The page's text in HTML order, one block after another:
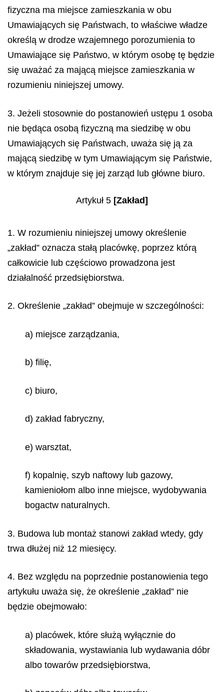
fizyczna ma miejsce zamieszkania w obu
Umawiających się Państwach, to właściwe władze
określą w drodze wzajemnego porozumienia to
Umawiające się Państwo, w którym osobę tę będzie
się uważać za mającą miejsce zamieszkania w
rozumieniu niniejszej umowy.
3. Jeżeli stosownie do postanowień ustępu 1 osoba
nie będąca osobą fizyczną ma siedzibę w obu
Umawiających się Państwach, uważa się ją za
mającą siedzibę w tym Umawiającym się Państwie,
w którym znajduje się jej zarząd lub główne biuro.
Artykuł 5 [Zakład]
1. W rozumieniu niniejszej umowy określenie
„zakład” oznacza stałą placówkę, poprzez którą
całkowicie lub częściowo prowadzona jest
działalność przedsiębiorstwa.
2. Określenie „zakład” obejmuje w szczególności:
a) miejsce zarządzania,
b) filię,
c) biuro,
d) zakład fabryczny,
e) warsztat,
f) kopalnię, szyb naftowy lub gazowy,
kamieniołom albo inne miejsce, wydobywania
bogactw naturalnych.
3. Budowa lub montaż stanowi zakład wtedy, gdy
trwa dłużej niż 12 miesięcy.
4. Bez względu na poprzednie postanowienia tego
artykułu uważa się, że określenie „zakład” nie
będzie obejmowało:
a) placówek, które służą wyłącznie do
składowania, wystawiania lub wydawania dóbr
albo towarów przedsiębiorstwa,